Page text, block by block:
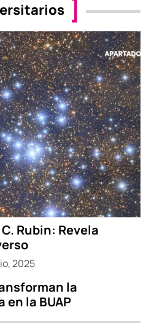
Rubin: Revela
2025
la
en la BUAP